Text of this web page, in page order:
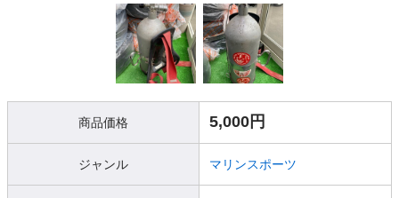
商品価格 5,000円
ジャンル マリンスポーツ